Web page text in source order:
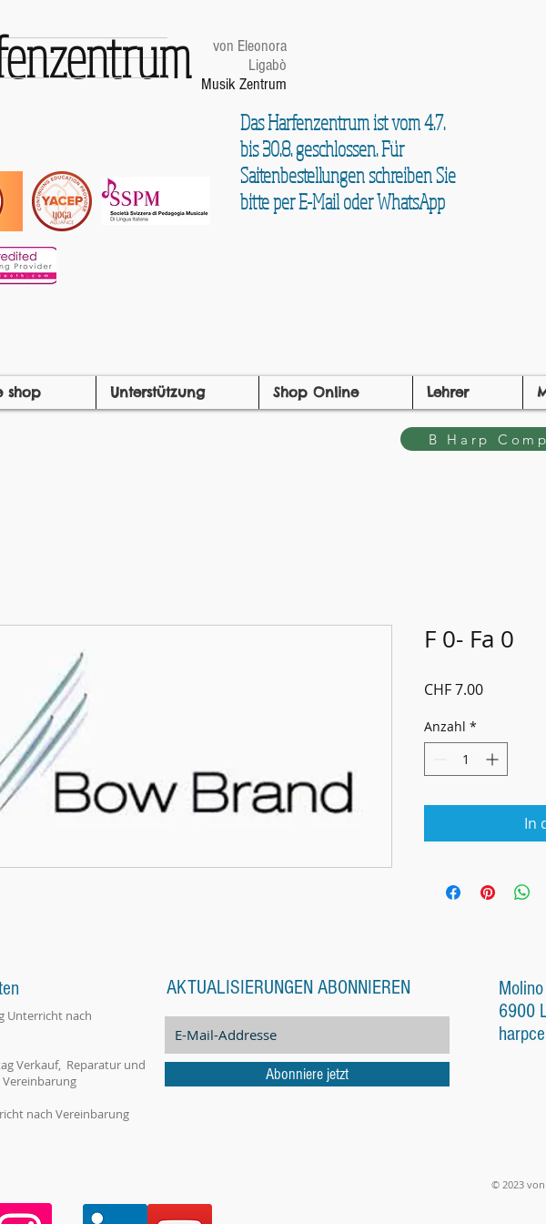
von Eleonora
Ligabò
Musik Zentrum
Das Harfenzentrum ist vom 4.7.
bis 30.8. geschlossen. Für
Saitenbestellungen schreiben Sie
bitte per E-Mail oder WhatsApp
shop Unterstützung Shop Online Lehrer
B Harp
F 0- Fa 0
CHF 7.00Preis
Anzahl *
In
Unterricht nach
Verkauf, Reparatur und
nach Vereinbarung
AKTUALISIERUNGEN ABONNIEREN
Abonniere jetzt
6900
© 2023